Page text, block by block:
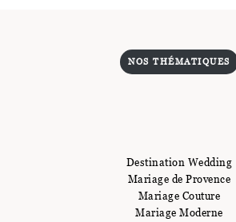
NOS THÉMATIQUES
Destination Wedding
Mariage de Provence
Mariage Couture
Mariage Moderne